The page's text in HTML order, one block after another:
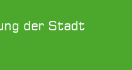
der Stadt